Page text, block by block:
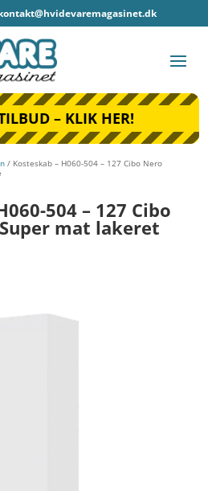
– KLIK HER!
/ Kosteskab – H060-504 – 127 Cibo Nero
504 – 127 Cibo
mat lakeret